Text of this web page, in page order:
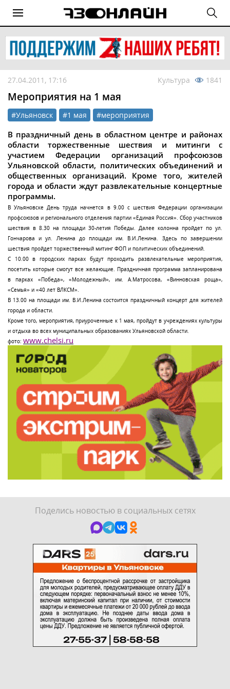
27.04.2011, 17:16 Культура 1841
Мероприятия на 1 мая
#Ульяновск #1 мая #мероприятия
В праздничный день в областном центре и районах
области торжественные шествия и митинги с
участием Федерации организаций профсоюзов
Ульяновской области, политических объединений и
общественных организаций. Кроме того, жителей
города и области ждут развлекательные концертные
программы.
В Ульяновске День труда начнется в 9.00 с шествия Федерации организации
профсоюзов и регионального отделения партии «Единая Россия». Сбор участников
шествия в 8.30 на площади 30-летия Победы. Далее колонна пройдет по ул.
Гончарова и ул. Ленина до площади им. В.И.Ленина. Здесь по завершении
шествия пройдет торжественный митинг ФОП и политических объединений.
С 10.00 в городских парках будут проходить развлекательные мероприятия,
посетить которые смогут все желающие. Праздничная программа запланирована
в парках «Победа», «Молодежный», им. А.Матросова, «Винновская роща»,
«Семья» и «40 лет ВЛКСМ».
В 13.00 на площади им. В.И.Ленина состоится праздничный концерт для жителей
города и области.
Кроме того, мероприятия, приуроченные к 1 мая, пройдут в учреждениях культуры
и отдыха во всех муниципальных образованиях Ульяновской области.
фото: www.chelsi.ru
Поделись новостью в социальных сетях